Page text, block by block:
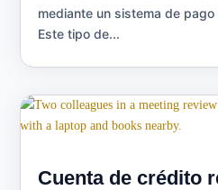
mediante un sistema de
Este tipo de...
Cuenta de crédito